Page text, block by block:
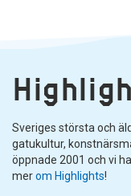
Sveriges största och
gatukultur,
öppnade 2001 och vi
merom Highlights!